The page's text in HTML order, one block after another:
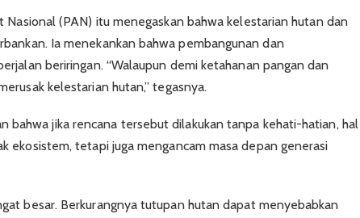
Nasional (PAN) itu menegaskan bahwa kelestarian hutan dan
Ia menekankan bahwa pembangunan dan
beriringan. “Walaupun demi ketahanan pangan dan
kelestarian hutan,” tegasnya.
bahwa jika rencana tersebut dilakukan tanpa kehati-hatian, hal
ekosistem, tetapi juga mengancam masa depan generasi
besar. Berkurangnya tutupan hutan dapat menyebabkan